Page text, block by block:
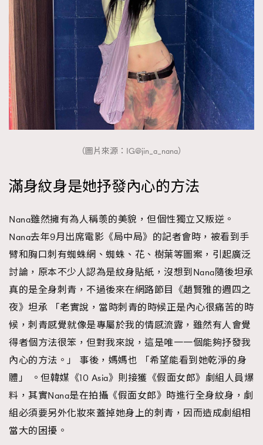
（圖片來源：IG@jin_a_nana）
滿身紋身是她抒發內心的方法
Nana雖然擁有為人稱羡的美貌，但個性獨立又叛逆。
Nana去年9月出席電影《局中局》的記者會時，被看到手
臂和胸口刺有蜘蛛網、蜘蛛、花、樹葉等圖案，引起廣泛
討論，原本不少人認為是紋身貼紙，沒想到Nana隨後坦承
真的是全身刺青，不過後來在網路節目《趙賢雅的週四之
夜》坦承 「老實說，當時刺青的時候正是內心很痛苦的時
候，刺青感覺就像是專屬於我的情感流露，雖然有人會覺
得者個方法很笨，但對我來說，這是唯一一個能夠抒發我
內心的方法。」 事後，媽媽也 「希望能看到她乾淨的身
體」 。但韓媒《10 Asia》則接獲《假面女郎》劇組人員爆
料，其實Nana是在拍攝《假面女郎》時進行全身紋身，劇
組必須要另外化妝來蓋掉她身上的刺青，因而造成劇組相
當大的困擾。